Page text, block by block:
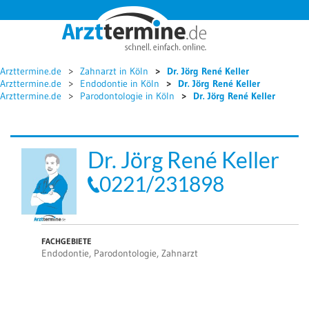




Arzttermine.de Zahnarzt in Köln
Dr. Jörg René Keller
Arzttermine.de
Endodontie in Köln
Dr. Jörg René Keller
Arzttermine.de
Parodontologie in Köln Dr. Jörg René Keller
Dr. Jörg René Keller
0221/231898
FACHGEBIETE
Endodontie, Parodontologie, Zahnarzt